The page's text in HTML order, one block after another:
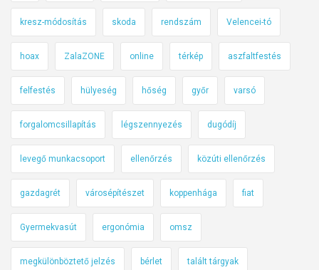
s
s
a
l
a
a
o
l
á
s
i
v
kresz-módosítás skoda rendszám Velencei-tó
hoax ZalaZONE online térkép aszfaltfestés
felfestés hülyeség hőség győr varsó
forgalomcsillapítás légszennyezés dugódíj
levegő munkacsoport ellenőrzés közúti ellenőrzés
gazdagrét városépítészet koppenhága fiat
Gyermekvasút ergonómia omsz
megkülönböztető jelzés bérlet talált tárgyak